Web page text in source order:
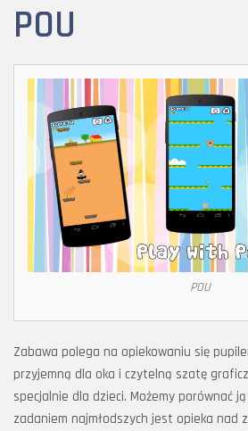
POU
POU
Zabawa polega na opiekowaniu się
przyjemną dla oka i czytelną szatę
specjalnie dla dzieci. Możemy porównać
zadaniem najmłodszych jest opieka nad